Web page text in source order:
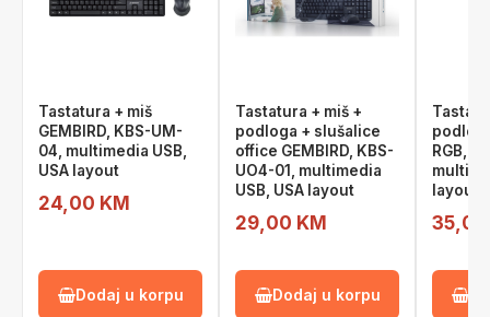
Tastatura + miš
GEMBIRD, KBS-UM-
04, multimedia USB,
USA layout
24,00 KM
Dodaj u korpu
Tastatura + miš +
podloga + slušalice
office GEMBIRD, KBS-
UO4-01, multimedia
USB, USA layout
29,00 KM
Dodaj u korpu
RGB,
layout
35,00